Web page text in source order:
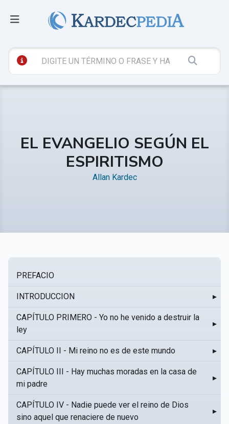
EL EVANGELIO SEGÚN EL
ESPIRITISMO
Allan Kardec
PREFACIO
INTRODUCCION ▸
CAPÍTULO PRIMERO - Yo no he venido a destruir la
ley
▸
CAPÍTULO II - Mi reino no es de este mundo ▸
CAPÍTULO III - Hay muchas moradas en la casa de
mi padre
▸
CAPÍTULO IV - Nadie puede ver el reino de Dios
sino aquel que renaciere de nuevo
▸